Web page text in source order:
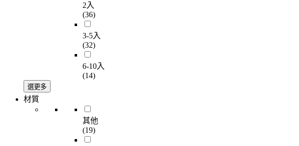
2入
(36)
3-5入
(32)
6-10入
(14)
選更多
材質
其他
(19)